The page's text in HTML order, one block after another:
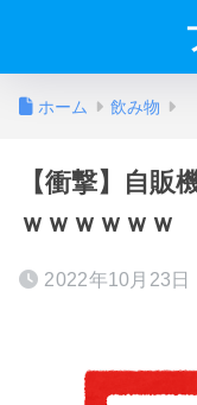
ホーム 飲み物
【衝撃】自販
ｗｗｗｗｗｗ
2022年10月23日